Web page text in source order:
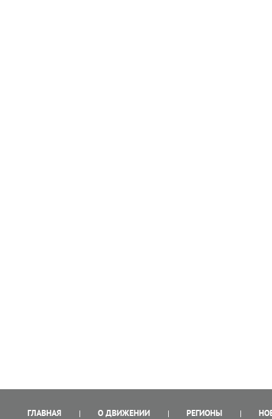
ГЛАВНАЯ О ДВИЖЕНИИ РЕГИОНЫ